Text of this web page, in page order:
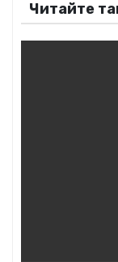
и
Читайте